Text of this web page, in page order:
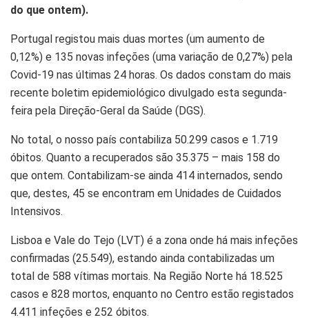
do que ontem).
Portugal registou mais duas mortes (um aumento de
0,12%) e 135 novas infeções (uma variação de 0,27%) pela
Covid-19 nas últimas 24 horas. Os dados constam do mais
recente boletim epidemiológico divulgado esta segunda-
feira pela Direção-Geral da Saúde (DGS).
No total, o nosso país contabiliza 50.299 casos e 1.719
óbitos. Quanto a recuperados são 35.375 – mais 158 do
que ontem. Contabilizam-se ainda 414 internados, sendo
que, destes, 45 se encontram em Unidades de Cuidados
Intensivos.
Lisboa e Vale do Tejo (LVT) é a zona onde há mais infeções
confirmadas (25.549), estando ainda contabilizadas um
total de 588 vítimas mortais. Na Região Norte há 18.525
casos e 828 mortos, enquanto no Centro estão registados
4.411 infeções e 252 óbitos.